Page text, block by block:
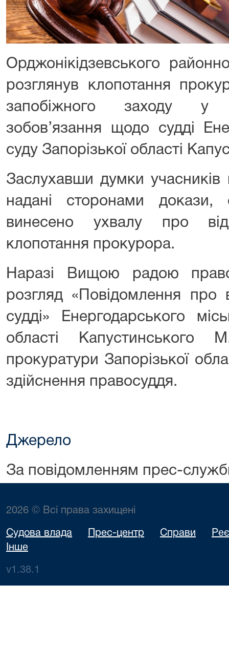
Орджонікідзевського
розглянув клопотання
запобіжного заходу у
зобов’язання щодо судді
суду Запорізької області
Заслухавши думки учасників
надані сторонами докази,
винесено ухвалу про
клопотання прокурора.
Наразі Вищою радою
розгляд «Повідомлення про
судді» Енергодарського
області
прокуратури Запорізької
здійснення правосуддя.
Джерело
За повідомленням прес-
2026 © Всі права захищені
Судова влада Прес-центр Справи
Інше
v1.38.1